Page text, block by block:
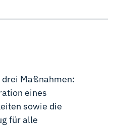
Maßnahmen:
eines
sowie die
für alle